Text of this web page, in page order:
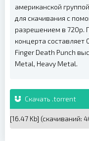
американской
для скачивания с
разрешением в 720p.
концерта составляет
Finger Death Punch
Metal, Heavy Metal.
Скачать .torrent
[16.47 Kb] (cкачиваний: